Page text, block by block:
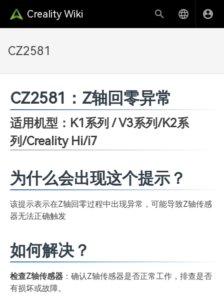
Creality Wiki
CZ2581
CZ2581：Z轴回零异常
适用机型：K1系列 / V3系列/K2系
列/Creality Hi/i7
为什么会出现这个提示？
该提示表示在Z轴回零过程中出现异常，可能导致Z轴传感
器无法正确触发
如何解决？
检查Z轴传感器 ：确认Z轴传感器是否正常工作，排查是否
有损坏或故障。